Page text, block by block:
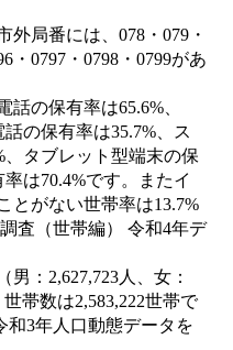
局番には、078・079・
・0797・0798・0799があ
の保有率は65.6%、
の保有率は35.7%、ス
、タブレット型端末の保
は70.4%です。またイ
とがない世帯率は13.7%
査（世帯編） 令和4年デ
男：2,627,723人、女：
帯数は2,583,222世帯で
和3年人口動態データを